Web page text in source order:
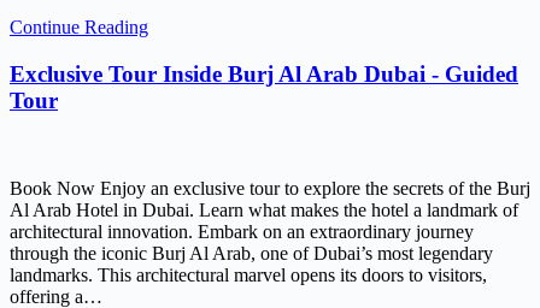
Continue Reading
Exclusive Tour Inside Burj Al Arab Dubai - Guided
Tour
Book Now Enjoy an exclusive tour to explore the secrets of the Burj
Al Arab Hotel in Dubai. Learn what makes the hotel a landmark of
architectural innovation. Embark on an extraordinary journey
through the iconic Burj Al Arab, one of Dubai’s most legendary
landmarks. This architectural marvel opens its doors to visitors,
offering a…